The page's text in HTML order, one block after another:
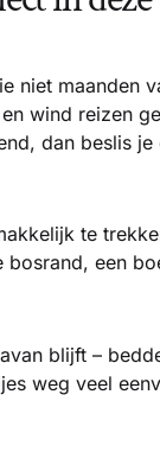
niet maanden
wind reizen
dan beslis
te
een
blijft –
weg veel